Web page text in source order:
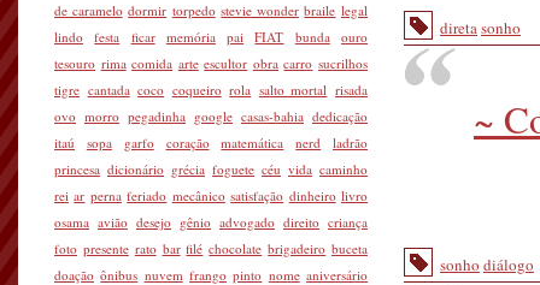
diretasonho
~
sonho diálogo
de caramelo dormir torpedo stevie wonder braile legal
lindo
festa ficar memória pai FIAT bunda
ouro
tesouro rima comida arte escultor obra carro sucrilhos
tigre cantada coco coqueiro rola salto mortal risada
ovo morro pegadinha google casas-bahia dedicação
itaú
sopa garfo coração matemática nerd
ladrão
princesa dicionário grécia foguete céu vida caminho
rei ar perna feriado mecânico satisfação dinheiro livro
osama avião desejo gênio advogado direito criança
foto presente rato bar filé chocolate brigadeiro buceta
doação ônibus nuvem frango pinto nome aniversário